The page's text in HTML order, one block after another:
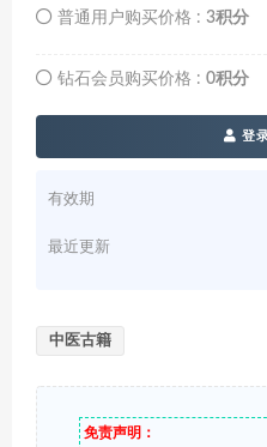
普通用户购买价格 : 3积分
钻石会员购买价格 : 0积分
登
有效期
最近更新
中医古籍
免责声明：